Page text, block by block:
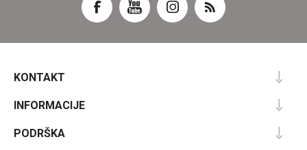
KONTAKT
INFORMACIJE
PODRŠKA